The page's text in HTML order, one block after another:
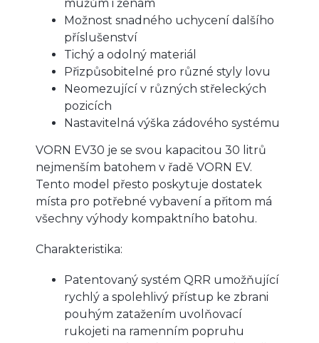
mužům i ženám
Možnost snadného uchycení dalšího
příslušenství
Tichý a odolný materiál
Přizpůsobitelné pro různé styly lovu
Neomezující v různých střeleckých
pozicích
Nastavitelná výška zádového systému
VORN EV30 je se svou kapacitou 30 litrů
nejmenším batohem v řadě VORN EV.
Tento model přesto poskytuje dostatek
místa pro potřebné vybavení a přitom má
všechny výhody kompaktního batohu.
Charakteristika:
Patentovaný systém QRR umožňující
rychlý a spolehlivý přístup ke zbrani
pouhým zatažením uvolňovací
rukojeti na ramenním popruhu